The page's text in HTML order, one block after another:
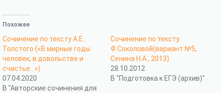
Похожее
Сочинение по тексту А.Е.
Толстого («В мирные годы
человек, в довольстве и
счастье…»)
07.04.2020
В "Авторские сочинения для
Сочинение по тексту
Ф.Соколовой(вариант №5,
Сенина Н.А., 2013)
28.10.2012
В "Подготовка к ЕГЭ (архив)"